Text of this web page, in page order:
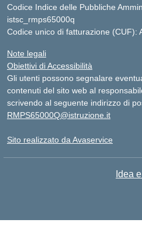
Codice Indice delle Pubbliche
istsc_rmps65000q
Codice unico di fatturazione (CUF):
Note legali
Obiettivi di Accessibilità
Gli utenti possono segnalare
contenuti del sito web al
scrivendo al seguente indirizzo di
RMPS65000Q@istruzione.it
Sito realizzato da Avaservice
Idea